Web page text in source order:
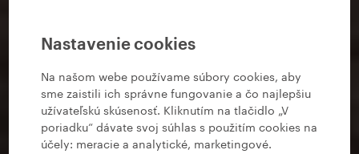
Nastavenie cookies
Na našom webe používame súbory cookies, aby
sme zaistili ich správne fungovanie a čo najlepšiu
užívateľskú skúsenosť. Kliknutím na tlačidlo „V
poriadku“ dávate svoj súhlas s použitím cookies na
účely: meracie a analytické, marketingové.